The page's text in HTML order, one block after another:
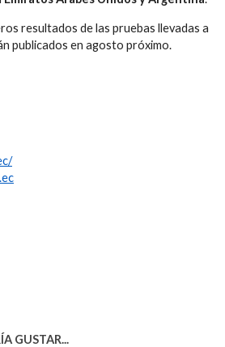
resultados de las pruebas llevadas a
publicados en agosto próximo.
GUSTAR...